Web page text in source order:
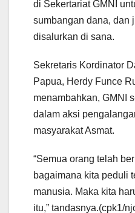
di Sekertariat GMNI
sumbangan dana, dan
disalurkan di sana.
Sekretaris Kordinator
Papua, Herdy Funce
menambahkan, GMNI
dalam aksi
masyarakat Asmat.
“Semua orang telah
bagaimana kita peduli
manusia. Maka kita
itu,” tandasnya.(cpk1/